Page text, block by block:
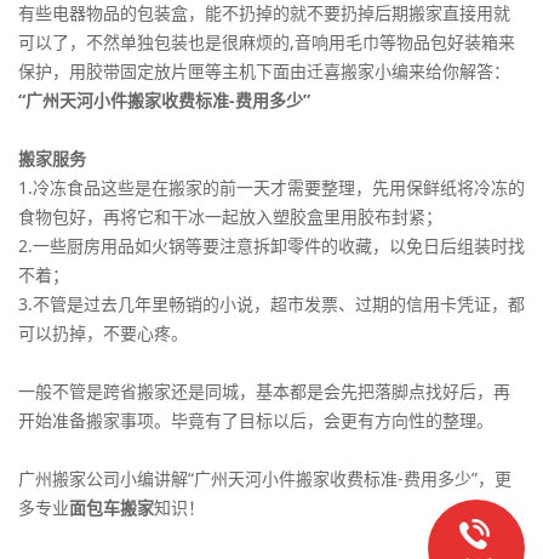
有些电器物品的包装盒，能不扔掉的就不要扔掉后期搬家直接用就
可以了，不然单独包装也是很麻烦的,音响用毛巾等物品包好装箱来
保护，用胶带固定放片匣等主机下面由迁喜搬家小编来给你解答：
“广州天河小件搬家收费标准-费用多少”
搬家服务
1.冷冻食品这些是在搬家的前一天才需要整理，先用保鲜纸将冷冻的
食物包好，再将它和干冰一起放入塑胶盒里用胶布封紧；
2.一些厨房用品如火锅等要注意拆卸零件的收藏，以免日后组装时找
不着；
3.不管是过去几年里畅销的小说，超市发票、过期的信用卡凭证，都
可以扔掉，不要心疼。
一般不管是跨省搬家还是同城，基本都是会先把落脚点找好后，再
开始准备搬家事项。毕竟有了目标以后，会更有方向性的整理。
广州搬家公司小编讲解“广州天河小件搬家收费标准-费用多少”，更
多专业面包车搬家知识！